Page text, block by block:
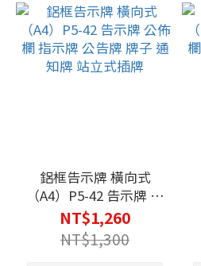
鋁框告示牌 橫向式
（A4）P5-42 告示牌 公
佈欄 指示牌 公告牌 牌
子 通知牌 站立式插牌
NT$1,260
NT$1,300